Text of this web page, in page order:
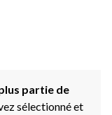
partie de
sélectionné et